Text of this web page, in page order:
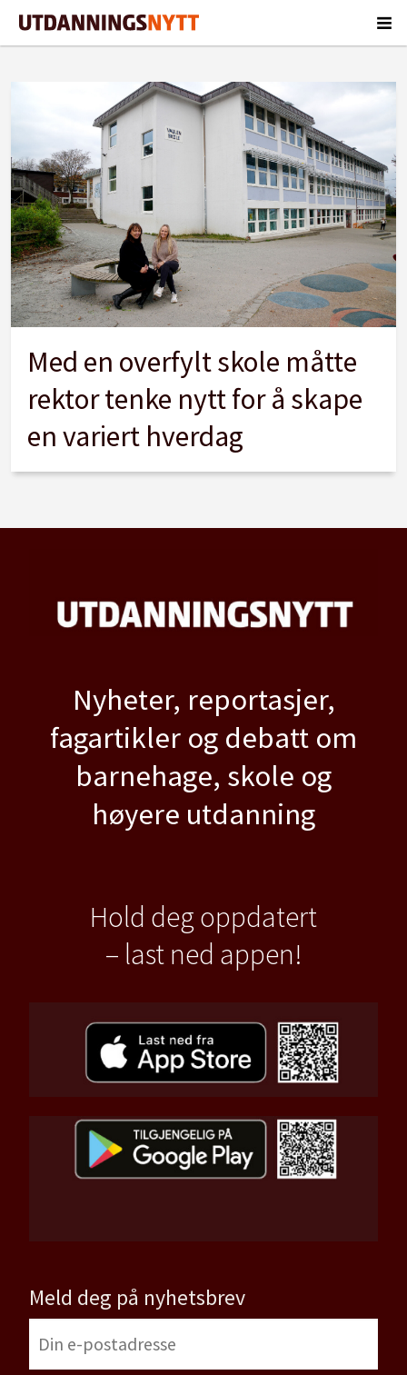
hjernevennlig
skole
Med en overfylt skole måtte
rektor tenke nytt for å skape
en variert hverdag
Nyheter, reportasjer,
fagartikler og debatt om
barnehage, skole og
høyere utdanning
Hold deg oppdatert
– last ned appen!
Meld deg på nyhetsbrev